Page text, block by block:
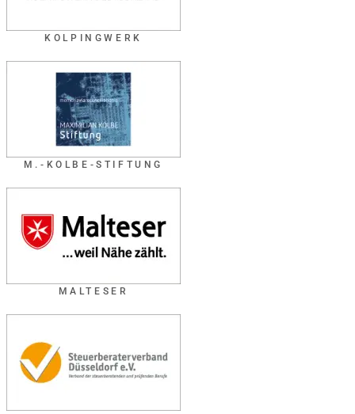
KOLPINGWERK
M.-KOLBE-STIFTUNG
MALTESER